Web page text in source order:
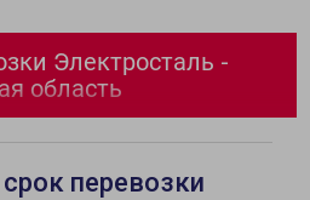
Электросталь -
область
перевозки